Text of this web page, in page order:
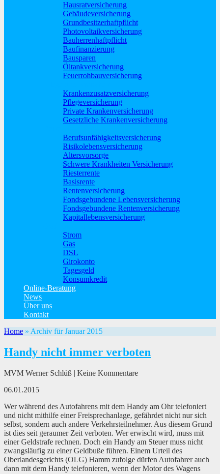
Hausratversicherung
Gebäudeversicherung
Grundbesitzerhaftpflicht
Photovoltaikversicherung
Bauherrenhaftpflicht
Baufinanzierung
Bausparen
Öltankversicherung
Feuerrohbauversicherung
Krankenzusatzversicherung
Pflegeversicherung
Private Krankenversicherung
Gesetzliche Krankenversicherung
Berufs­unfähigkeitsversicherung
Risikolebensversicherung
Altersvorsorge
Schwere Krankheiten Versicherung
Riesterrente
Basisrente
Rentenversicherung
Fondsgebundene Lebensversicherung
Fondsgebundene Rentenversicherung
Kapitallebensversicherung
Strom
Gas
DSL
Girokonto
Tagesgeld
Konsumkredit
Online-Beratung
News
Über uns
Kontakt
Home » Archiv für Januar 2015
Handy nicht immer verboten
MVM Werner Schlüß | Keine Kommentare
06.01.2015
Wer während des Autofahrens mit dem Handy am Ohr telefoniert
und nicht mithilfe einer Freisprechanlage, gefährdet nicht nur sich
selbst, sondern auch andere Verkehrsteilnehmer. Aus diesem Grund
ist dies seit geraumer Zeit verboten. Wer erwischt wird, muss mit
einer Geldstrafe rechnen. Doch ein Handy am Steuer muss nicht
zwangsläufig zu einer Geldbuße führen. Einem Urteil des
Oberlandesgerichts (OLG) Hamm zufolge dürfen Autofahrer auch
dann mit dem Handy telefonieren, wenn der Motor des Wagens